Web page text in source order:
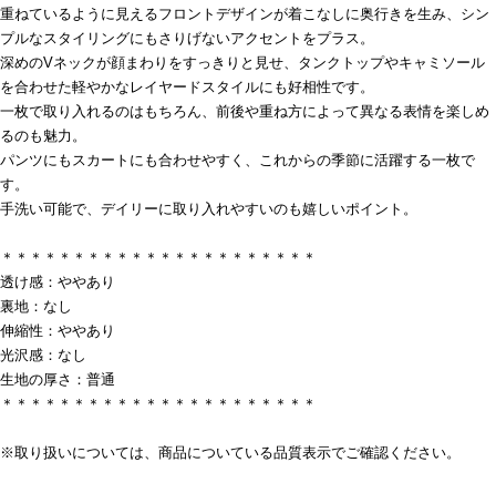
重ねているように見えるフロントデザインが着こなしに奥行きを生み、シン
プルなスタイリングにもさりげないアクセントをプラス。
深めのVネックが顔まわりをすっきりと見せ、タンクトップやキャミソール
を合わせた軽やかなレイヤードスタイルにも好相性です。
一枚で取り入れるのはもちろん、前後や重ね方によって異なる表情を楽しめ
るのも魅力。
パンツにもスカートにも合わせやすく、これからの季節に活躍する一枚で
す。
手洗い可能で、デイリーに取り入れやすいのも嬉しいポイント。
＊＊＊＊＊＊＊＊＊＊＊＊＊＊＊＊＊＊＊＊＊＊
透け感：ややあり
裏地：なし
伸縮性：ややあり
光沢感：なし
生地の厚さ：普通
＊＊＊＊＊＊＊＊＊＊＊＊＊＊＊＊＊＊＊＊＊＊
※取り扱いについては、商品についている品質表示でご確認ください。